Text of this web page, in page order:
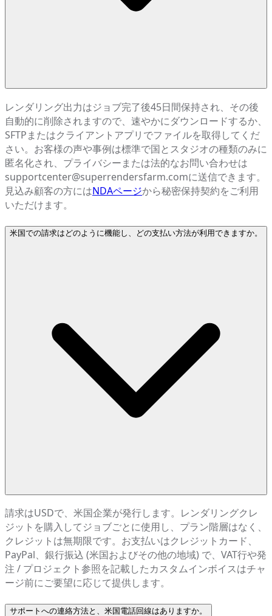
レンダリング出力はジョブ完了後45日間保持され、その後
自動的に削除されますので、速やかにダウンロードするか、
SFTPまたはクライアントアプリでファイルを取得してくだ
さい。お客様の声や事例は標準で国とスタジオの種類のみに
匿名化され、プライバシーまたは法的なお問い合わせは
supportcenter@superrendersfarm.comに送信できます。
見込み顧客の方にはNDAページから秘密保持契約をご利用
いただけます。
米国での請求はどのように機能し、どの支払い方法が利用できますか。
請求はUSDで、米国企業が発行します。レンダリングクレ
ジットを購入してジョブごとに使用し、プラン階層はなく、
クレジットは無期限です。お支払いはクレジットカード、
PayPal、銀行振込 (米国およびその他の地域) で、VAT行や発
注 / プロジェクト参照を記載したカスタムインボイスはチャ
ージ前にご要望に応じて提供します。
サポートへの連絡方法と、米国電話回線はありますか。